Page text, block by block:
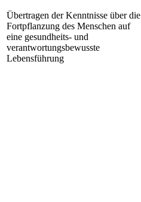
Übertragen der Kenntnisse über die
Fortpflanzung des Menschen auf
eine gesundheits- und
verantwortungsbewusste
Lebensführung